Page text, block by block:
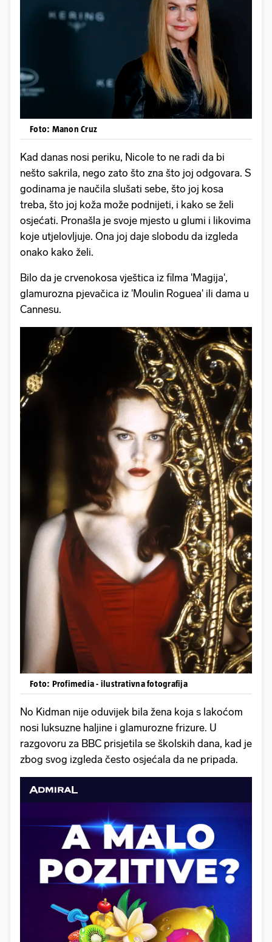
Foto: Manon Cruz
Kad danas nosi periku, Nicole to ne radi da bi
nešto sakrila, nego zato što zna što joj odgovara. S
godinama je naučila slušati sebe, što joj kosa
treba, što joj koža može podnijeti, i kako se želi
osjećati. Pronašla je svoje mjesto u glumi i likovima
koje utjelovljuje. Ona joj daje slobodu da izgleda
onako kako želi.
Bilo da je crvenokosa vještica iz filma 'Magija',
glamurozna pjevačica iz 'Moulin Roguea' ili dama u
Cannesu.
Foto: Profimedia - ilustrativna fotografija
No Kidman nije oduvijek bila žena koja s lakoćom
nosi luksuzne haljine i glamurozne frizure. U
razgovoru za BBC prisjetila se školskih dana, kad je
zbog svog izgleda često osjećala da ne pripada.